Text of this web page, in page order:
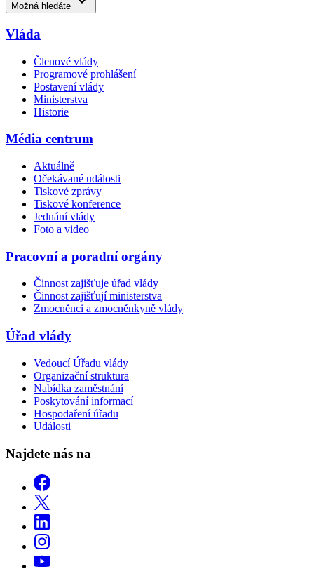
Možná hledáte
Vláda
Členové vlády
Programové prohlášení
Postavení vlády
Ministerstva
Historie
Média centrum
Aktuálně
Očekávané události
Tiskové zprávy
Tiskové konference
Jednání vlády
Foto a video
Pracovní a poradní orgány
Činnost zajišťuje úřad vlády
Činnost zajišťují ministerstva
Zmocněnci a zmocněnkyně vlády
Úřad vlády
Vedoucí Úřadu vlády
Organizační struktura
Nabídka zaměstnání
Poskytování informací
Hospodaření úřadu
Události
Najdete nás na